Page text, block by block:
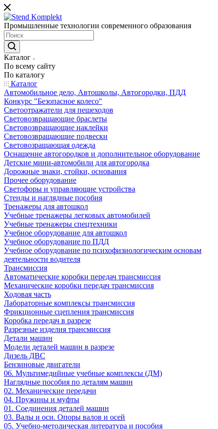
Промышленные технологии современного образования
Каталог
По всему сайту
По каталогу
Каталог
Автомобильное дело, Автошколы, Автогородки, ПДД
Конкурс "Безопасное колесо"
Светоотражатели для пешеходов
Световозвращающие браслеты
Световозвращающие наклейки
Световозвращающие подвески
Световозращающая одежда
Оснащение автогородков и дополнительное оборудование
Детские мини-автомобили для автогородка
Дорожные знаки, стойки, основания
Прочее оборудование
Светофоры и управляющие устройства
Стенды и наглядные пособия
Тренажеры для автошкол
Учебные тренажеры легковых автомобилей
Учебные тренажеры спецтехники
Учебное оборудование для автошкол
Учебное оборудование по ПДД
Учебное оборудование по психофизиологическим основам
деятельности водителя
Трансмиссия
Автоматические коробки передач трансмиссия
Механические коробки передач трансмиссия
Ходовая часть
Лабораторные комплексы трансмиссия
Фрикционные сцепления трансмиссия
Коробка передач в разрезе
Разрезные изделия трансмиссия
Детали машин
Модели деталей машин в разрезе
Дизель ДВС
Бензиновые двигатели
06. Мультимедийные учебные комплексы (ДМ)
Наглядные пособия по деталям машин
02. Механические передачи
04. Пружины и муфты
01. Соединения деталей машин
03. Валы и оси. Опоры валов и осей
05. Учебно-методическая литература и пособия